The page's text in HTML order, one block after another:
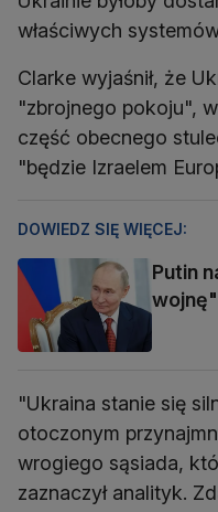
właściwych
Clarke wyjaśnił, że
"zbrojnego pokoju",
część obecnego
"będzie Izraelem
DOWIEDZ SIĘ WIĘCEJ:
Putin
wojnę"
"Ukraina stanie się
otoczonym
wrogiego sąsiada,
zaznaczył analityk.